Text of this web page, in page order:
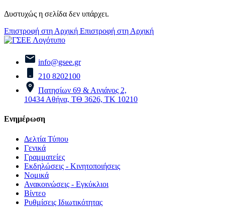
Δυστυχώς η σελίδα δεν υπάρχει.
Επιστροφή στη Αρχική Επιστροφή στη Αρχική
info@gsee.gr
210 8202100
Πατησίων 69 & Αινιάνος 2,
10434 Αθήνα, ΤΘ 3626, ΤΚ 10210
Ενημέρωση
Δελτία Τύπου
Γενικά
Γραμματείες
Εκδηλώσεις - Κινητοποιήσεις
Νομικά
Ανακοινώσεις - Εγκύκλιοι
Βίντεο
Ρυθμίσεις Ιδιωτικότητας